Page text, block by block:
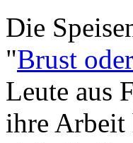
Die
"Brust
Leute aus
ihre Arbeit